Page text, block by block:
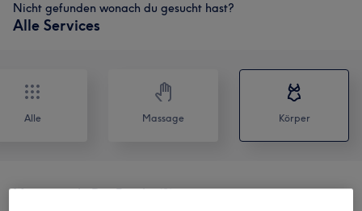
Nicht gefunden wonach du gesucht hast?
Alle Services
Alle Massage Körper
Massagen In Der Praxis (1) ab 34 €